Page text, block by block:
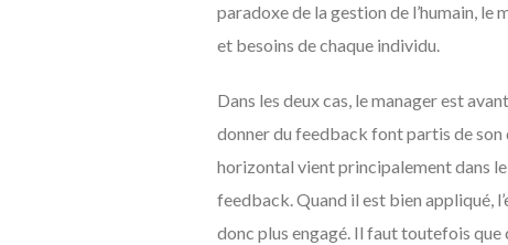
paradoxe de la gestion de l’humain,
et besoins de chaque individu.
Dans les deux cas, le manager est
donner du feedback font partis de son
horizontal vient principalement dans
feedback. Quand il est bien appliqué,
donc plus engagé. Il faut toutefois